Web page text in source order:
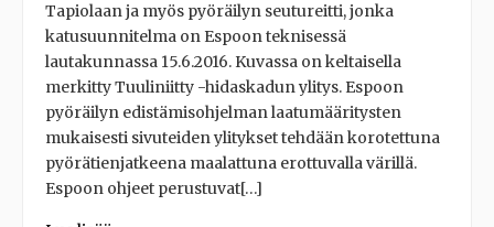
Tapiolaan ja myös pyöräilyn seutureitti, jonka
katusuunnitelma on Espoon teknisessä
lautakunnassa 15.6.2016. Kuvassa on keltaisella
merkitty Tuuliniitty -hidaskadun ylitys. Espoon
pyöräilyn edistämisohjelman laatumääritysten
mukaisesti sivuteiden ylitykset tehdään korotettuna
pyörätienjatkeena maalattuna erottuvalla värillä.
Espoon ohjeet perustuvat[…]